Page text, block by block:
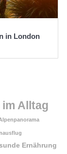
in London
Alltag
Ernährung